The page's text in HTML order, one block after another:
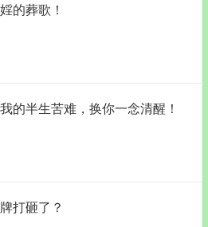
的葬歌！
的半生苦难，换你一念清醒！
打砸了？